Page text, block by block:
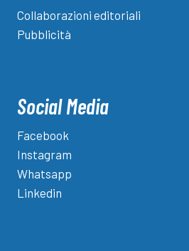
Collaborazioni editoriali
Pubblicità
Social Media
Facebook
Instagram
Whatsapp
Linkedin